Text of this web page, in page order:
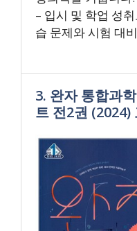
– 입시 및 학업 성
습 문제와 시험 대
3. 완자 통합과
트 전2권 (2024)